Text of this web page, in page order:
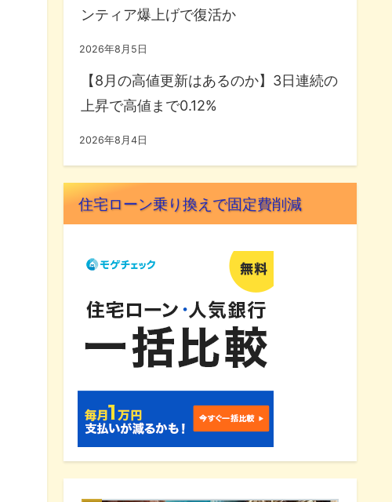
ンティア爆上げで復活か
2026年8月5日
【8月の高値更新はあるのか】3日連続の
上昇で高値まで0.12%
2026年8月4日
住宅ローン乗り換えで固定費削減